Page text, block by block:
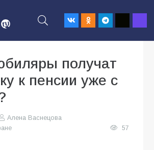
получат
к пенсии уже с
Алена Васнецова
57